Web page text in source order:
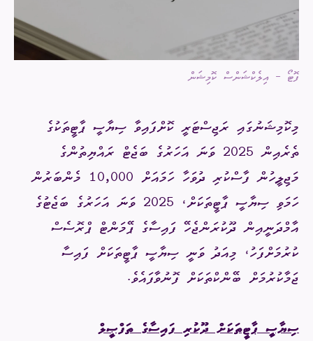
ފޮޓޯ - އިލެކްޝަންސް ކޮމިޝަން
މިކޮމިޝަނުގައި ރަޖިސްޓަރީ ކޮށްފައިވާ ސިޔާސީ ޕާޓީތަކުގެ
ތެރެއިން 2025 ވަނަ އަހަރުގެ ބަޖެޓް ރައްޔިތުންގެ
މަޖިލީހުން ފާސްކުރި ދުވަހާ ހަމައަށް 10,000 މެންބަރުން
ހަމަވި ސިޔާސީ ޕާޓީތަކަށް، 2025 ވަނަ އަހަރުގެ ބަޖެޓުގެ
އާމްދަނީއިން ދޫކުރަންޖެހޭ ފައިސާގެ ޕޭމަންޓް ޕްރޮސެސް
ކުރުމަށްފަހު، މިއަދު ވަނީ ސިޔާސީ ޕާޓީތަކަށް ފައިސާ
ޖަމާކުރުމަށް ބޭންކްތަކަށް ފޮނުވާފައެވެ.
ސިޔާސީ ޕާޓީތަކަށް ދޫކުރި ފައިސާގެ ތަފްޞީލް